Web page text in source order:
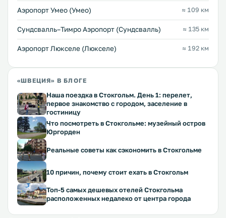
Аэропорт Умео (Умео) ≈ 109 км
Сундсвалль–Тимро Аэропорт (Сундсвалль) ≈ 135 км
Аэропорт Люкселе (Люкселе) ≈ 192 км
«ШВЕЦИЯ» В БЛОГЕ
Наша поездка в Стокгольм. День 1: перелет,
первое знакомство с городом, заселение в
гостиницу
Что посмотреть в Стокгольме: музейный остров
Юргорден
Реальные советы как сэкономить в Стокгольме
10 причин, почему стоит ехать в Стокгольм
Топ-5 самых дешевых отелей Стокгольма
расположенных недалеко от центра города